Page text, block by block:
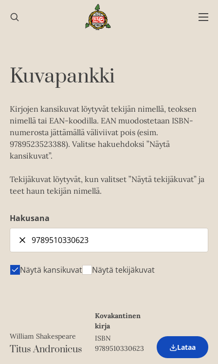
sisältöön
Kuvapankki
Kirjojen kansikuvat löytyvät tekijän nimellä, teoksen
nimellä tai EAN-koodilla. EAN muodostetaan ISBN-
numerosta jättämällä väliviivat pois (esim.
9789523523388). Valitse hakuehdoksi ”Näytä
kansikuvat”.
Tekijäkuvat löytyvät, kun valitset ”Näytä tekijäkuvat” ja
teet haun tekijän nimellä.
Hakusana
Näytä kansikuvat Näytä tekijäkuvat
William Shakespeare
Titus Andronicus
Kovakantinen
kirja
ISBN
9789510330623
O
p
Lataa